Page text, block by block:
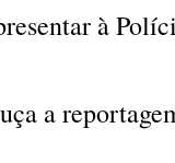
à
a